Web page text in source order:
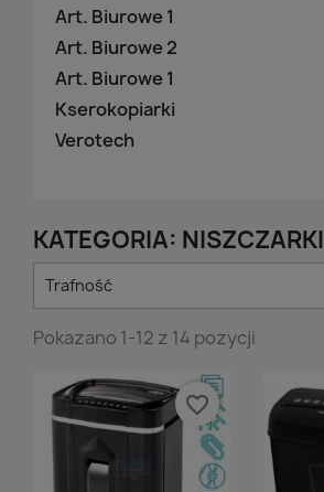
Art. Biurowe 1
Art. Biurowe 2
Art. Biurowe 1
Kserokopiarki
Verotech
KATEGORIA: NISZCZARKI
Trafność
Pokazano 1-12 z 14 pozycji
favorite_border